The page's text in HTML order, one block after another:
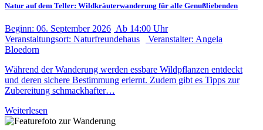
Natur auf dem Teller: Wildkräuterwanderung für alle Genußliebenden
Beginn: 06. September 2026 Ab 14:00 Uhr
Veranstaltungsort: Naturfreundehaus Veranstalter: Angela
Bloedorn
Während der Wanderung werden essbare Wildpflanzen entdeckt
und deren sichere Bestimmung erlernt. Zudem gibt es Tipps zur
Zubereitung schmackhafter…
Weiterlesen